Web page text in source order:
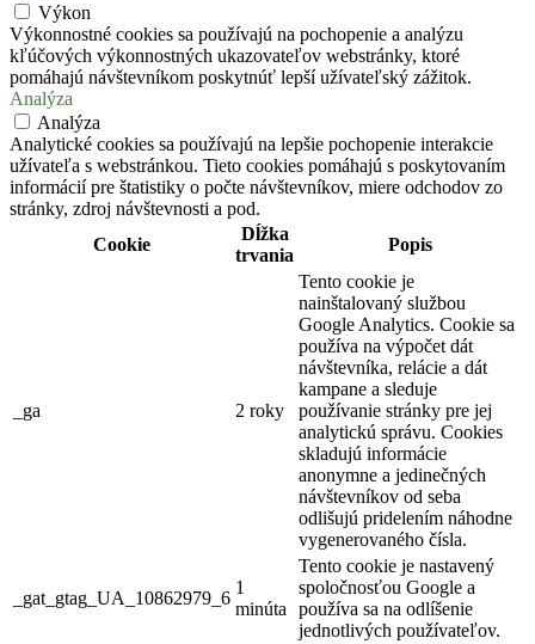
Výkon
Výkonnostné cookies sa používajú na pochopenie a analýzu
kľúčových výkonnostných ukazovateľov webstránky, ktoré
pomáhajú návštevníkom poskytnúť lepší užívateľský zážitok.
Analýza
Analýza
Analytické cookies sa používajú na lepšie pochopenie interakcie
užívateľa s webstránkou. Tieto cookies pomáhajú s poskytovaním
informácií pre štatistiky o počte návštevníkov, miere odchodov zo
stránky, zdroj návštevnosti a pod.
Cookie
Dĺžka
trvania
Popis
_ga 2 roky
Tento cookie je
nainštalovaný službou
Google Analytics. Cookie sa
používa na výpočet dát
návštevníka, relácie a dát
kampane a sleduje
používanie stránky pre jej
analytickú správu. Cookies
skladujú informácie
anonymne a jedinečných
návštevníkov od seba
odlišujú pridelením náhodne
vygenerovaného čísla.
_gat_gtag_UA_10862979_6
1
minúta
Tento cookie je nastavený
spoločnosťou Google a
používa sa na odlíšenie
jednotlivých používateľov.